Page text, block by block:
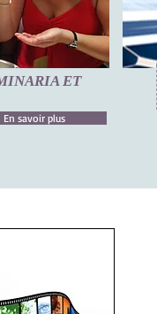
ET
En savoir plus